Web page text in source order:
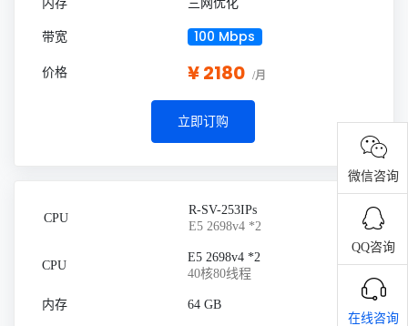
微信咨询
QQ咨询
在线咨询
三网优化
100 Mbps
¥ 2180 /月
立即订购
R-SV-253IPs
E5 2698v4 *2
E5 2698v4 *2
40核80线程
64 GB